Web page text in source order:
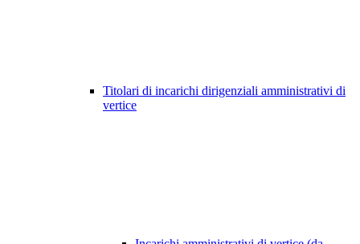
Titolari di incarichi dirigenziali amministrativi di
vertice